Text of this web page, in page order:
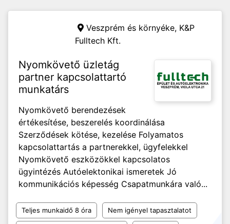
Veszprém és környéke, K&P
Fulltech Kft.
Nyomkövető üzletág
partner kapcsolattartó
munkatárs
Nyomkövető berendezések
értékesítése, beszerelés koordinálása
Szerződések kötése, kezelése Folyamatos
kapcsolattartás a partnerekkel, ügyfelekkel
Nyomkövető eszközökkel kapcsolatos
ügyintézés Autóelektonikai ismeretek Jó
kommunikációs képesség Csapatmunkára való...
Teljes munkaidő 8 óra Nem igényel tapasztalatot